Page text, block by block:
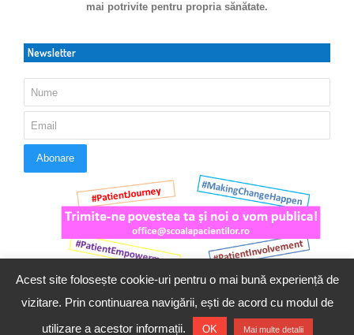
mai potrivite pentru propria sănătate.
Newsletter
© 2016 - 2023 Copyright. Scoala Pacientilor - QUINN Media SRL.
Acest site folosește cookie-uri pentru o mai bună experiență de
vizitare. Prin continuarea navigării, ești de acord cu modul de
utilizare a acestor informații.
OK Mai multe detalii